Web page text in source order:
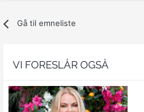
Gå til emneliste
VI FORESLÅR OGSÅ